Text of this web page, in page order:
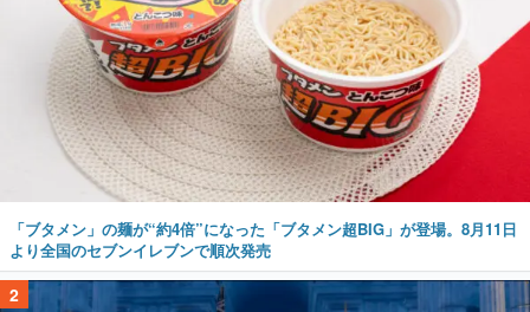
「ブタメン」の麺が“約4倍”になった「ブタメン超BIG」が登場。8月11日
より全国のセブンイレブンで順次発売
2